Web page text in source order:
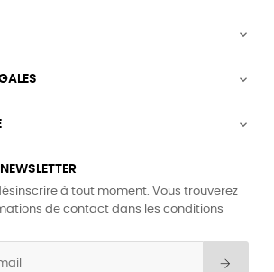



à tout moment. Vous trouverez
de contact dans les conditions